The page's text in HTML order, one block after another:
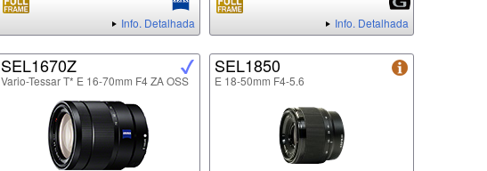
Info. Detalhada Info. Detalhada
SEL1670Z
Vario-Tessar T* E 16-70mm F4 ZA OSS
SEL1850
E 18-50mm F4-5.6